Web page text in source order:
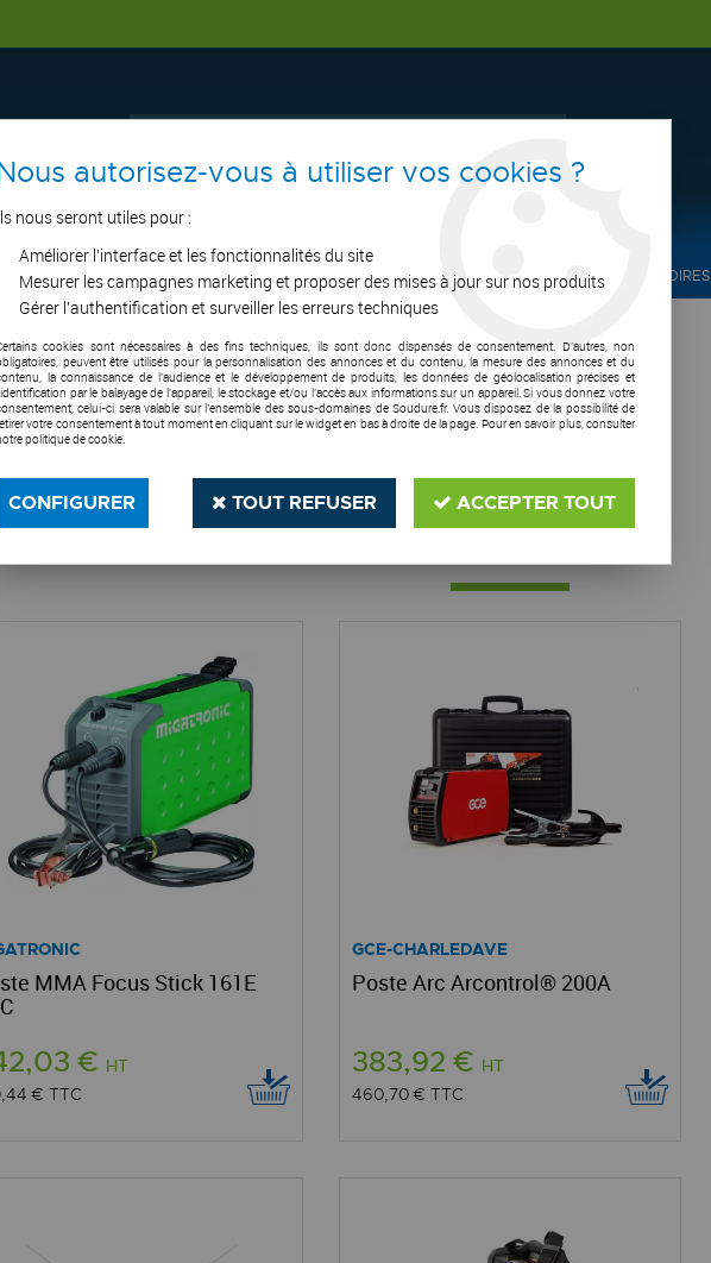
ET INERTAGE ASPIRATION OUTILS DE COUPE SOUDURE E.P.I ACCESSOIRES
Inverter
POSTES MMA INVERTER
MMA Focus Stick 161E
€ HT
€ TTC
GCE-CHARLEDAVE
Poste Arc Arcontrol® 200A
383,92 € HT
460,70 € TTC
autorisez-vous à utiliser vos cookies ?
nous seront utiles pour :
Améliorer l'interface et les fonctionnalités du site
Mesurer les campagnes marketing et proposer des mises à jour sur nos produits
Gérer l'authentification et surveiller les erreurs techniques
cookies sont nécessaires à des fins techniques, ils sont donc dispensés de consentement. D'autres, non
peuvent être utilisés pour la personnalisation des annonces et du contenu, la mesure des annonces et du
la connaissance de l'audience et le développement de produits, les données de géolocalisation précises et
par le balayage de l'appareil, le stockage et/ou l'accès aux informations sur un appareil. Si vous donnez votre
celui-ci sera valable sur l’ensemble des sous-domaines de Soudure.fr. Vous disposez de la possibilité de
votre consentement à tout moment en cliquant sur le widget en bas à droite de la page. Pour en savoir plus, consulter
politique de cookie.
CONFIGURER TOUT REFUSER ACCEPTER TOUT